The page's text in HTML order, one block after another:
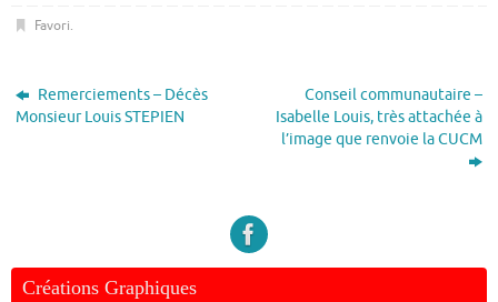
Favori.
Remerciements – Décès
Monsieur Louis STEPIEN
Conseil communautaire –
Isabelle Louis, très attachée à
l’image que renvoie la CUCM
Créations Graphiques